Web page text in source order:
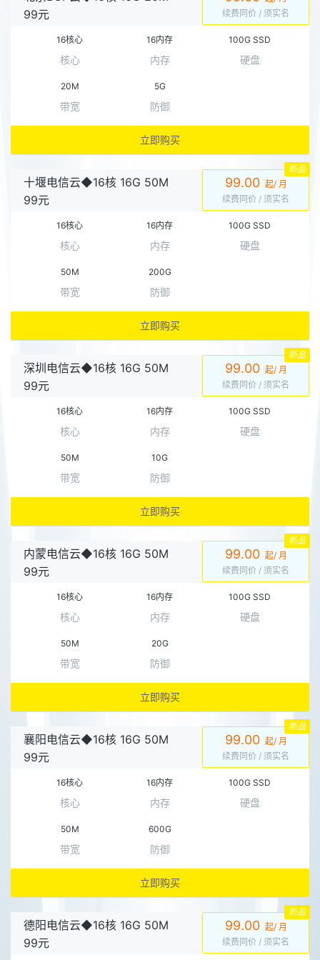
99元
16核心
核心
16内存
内存
100G SSD
硬盘
20M
带宽
5G
防御
续费同价 / 须实名
立即购买
十堰电信云◆16核 16G 50M
99元
16核心
核心
16内存
内存
100G SSD
硬盘
50M
带宽
200G
防御
99.00 起/ 月
续费同价 / 须实名
新品
立即购买
深圳电信云◆16核 16G 50M
99元
16核心
核心
16内存
内存
100G SSD
硬盘
50M
带宽
10G
防御
99.00 起/ 月
续费同价 / 须实名
新品
立即购买
内蒙电信云◆16核 16G 50M
99元
16核心
核心
16内存
内存
100G SSD
硬盘
50M
带宽
20G
防御
99.00 起/ 月
续费同价 / 须实名
新品
立即购买
襄阳电信云◆16核 16G 50M
99元
16核心
核心
16内存
内存
100G SSD
硬盘
50M
带宽
600G
防御
99.00 起/ 月
续费同价 / 须实名
新品
立即购买
德阳电信云◆16核 16G 50M
99元
99.00 起/ 月
续费同价 / 须实名
新品